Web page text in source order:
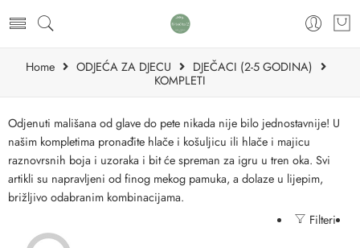
Home ODJEĆA ZA DJECU
DJEČACI (2-5 GODINA)
KOMPLETI
Odjenuti mališana od glave do pete nikada nije bilo jednostavnije! U
našim kompletima pronađite hlače i košuljicu ili hlače i majicu
raznovrsnih boja i uzoraka i bit će spreman za igru u tren oka. Svi
artikli su napravljeni od finog mekog pamuka, a dolaze u lijepim,
brižljivo odabranim kombinacijama.
Filteri